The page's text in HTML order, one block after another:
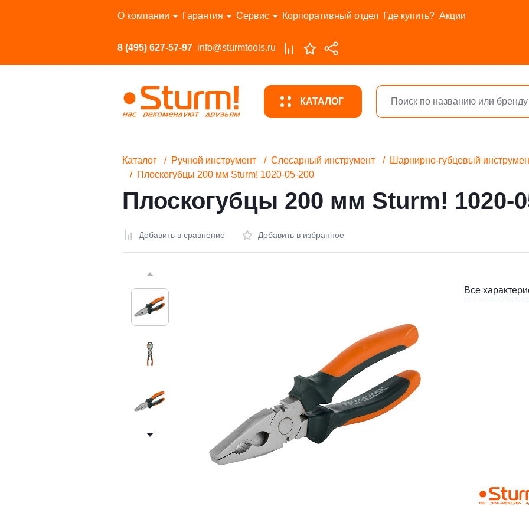
О компании Гарантия Сервис Корпоративный отдел Где купить? Акции
8 (495) 627-57-97 info@sturmtools.ru
КАТАЛОГ
Перейти в каталог
Каталог Ручной инструмент Слесарный инструмент Шарнирно-губцевый
Плоскогубцы 200 мм Sturm! 1020-05-200
Плоскогубцы 200 мм Sturm! 1020-
Добавить в сравнение Добавить в избранное
Все